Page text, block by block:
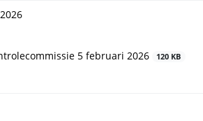
5 februari 2026
120 KB